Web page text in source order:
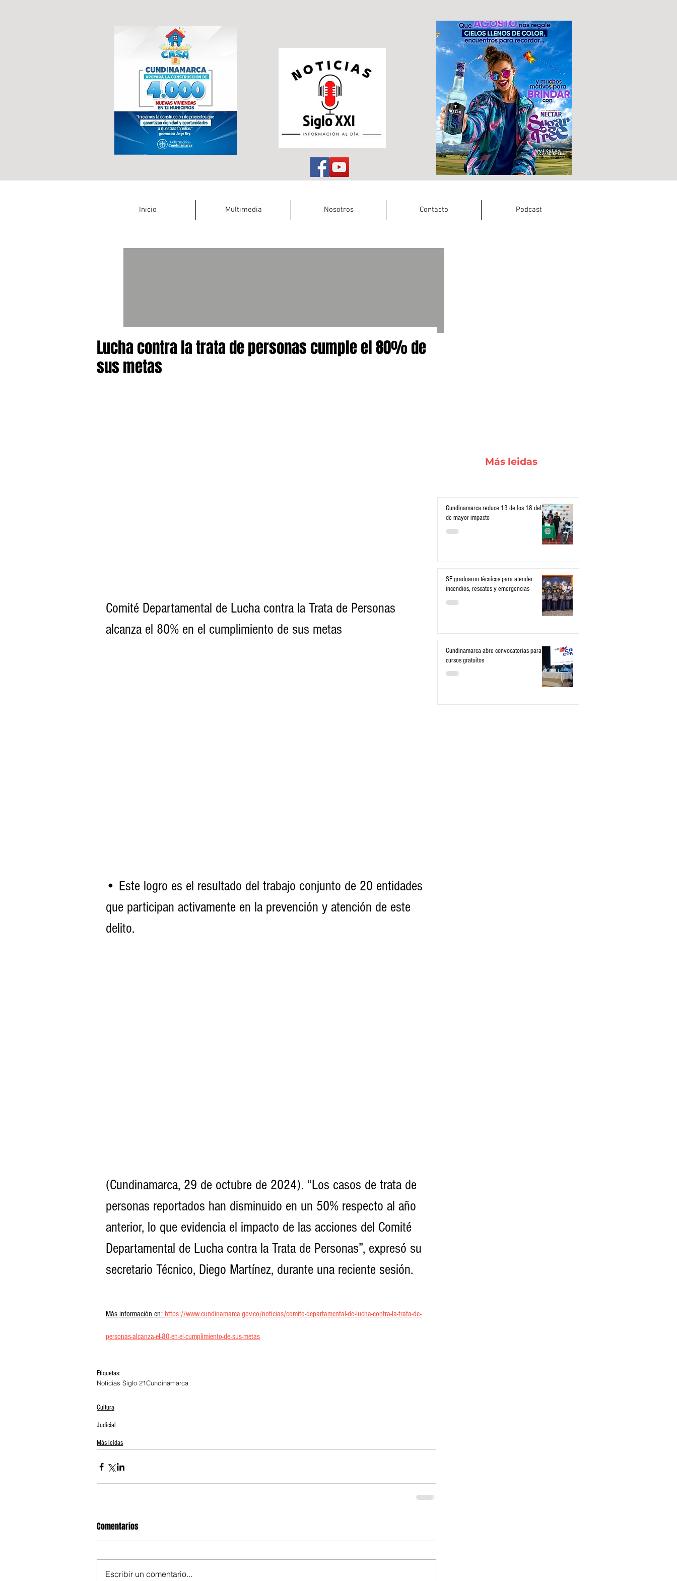
Inicio Multimedia Nosotros Contacto Podcast
Lucha contra la trata de personas cumple el 80% de
sus metas
Comité Departamental de Lucha contra la Trata de Personas
alcanza el 80% en el cumplimiento de sus metas
• Este logro es el resultado del trabajo conjunto de 20 entidades
que participan activamente en la prevención y atención de este
delito.
(Cundinamarca, 29 de octubre de 2024). “Los casos de trata de
personas reportados han disminuido en un 50% respecto al año
anterior, lo que evidencia el impacto de las acciones del Comité
Departamental de Lucha contra la Trata de Personas”, expresó su
secretario Técnico, Diego Martínez, durante una reciente sesión.
Más información en: https://www.cundinamarca.gov.co/noticias/comite-departamental-de-lucha-contra-la-trata-de-
personas-alcanza-el-80-en-el-cumplimiento-de-sus-metas
Etiquetas:
Noticias Siglo 21Cundinamarca
Cultura
Judicial
Más leídas
Comentarios
Escribir un comentario...
Más leidas
Cundinamarca reduce 13 de los 18 delitos
de mayor impacto
SE graduaron técnicos para atender
incendios, rescates y emergencias
Cundinamarca abre convocatorias para
cursos gratuitos